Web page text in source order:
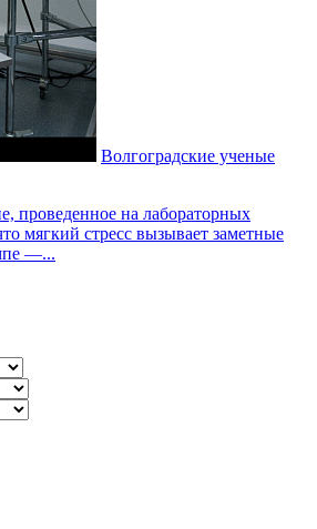
Волгоградские ученые
проведенное на лабораторных
мягкий стресс вызывает заметные
—...